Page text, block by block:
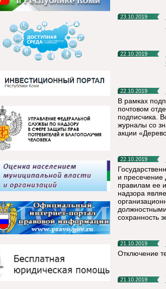
23.10.2019
22.10.2019
22.10.2019
В рамках
почтовом
подписчика.
журналы со
акции
22.10.2019
и пресечение
правилам ее
надзора
сохранность
21.10.2019
Отключение
21.10.2019